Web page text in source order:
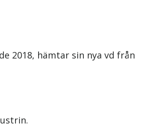
2018, hämtar sin nya vd från